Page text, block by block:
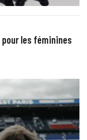
pour les féminines